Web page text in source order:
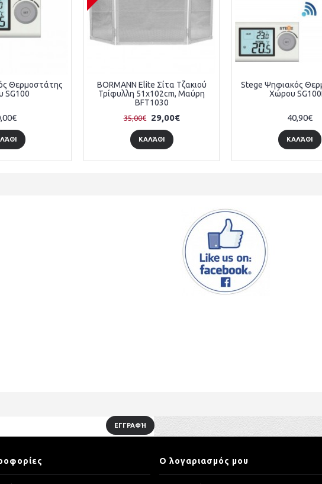
Θερμοστάτης
SG100
BORMANN Elite Σίτα Τζακιού
Τρίφυλλη 51x102cm, Μαύρη
BFT1030
35,00€ 29,00€
ΚΑΛΆΘΙ
Stege Ψηφιακός
Χώρου
40,90€
ΚΑΛΆΘΙ
ΕΓΓΡΑΦΉ
Ο λογαριασμός μου